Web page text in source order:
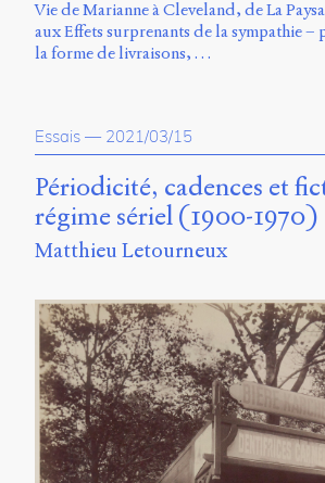
Vie de Marianne à Cleveland, de La
aux Effets surprenants de la sympathie –
la forme de livraisons, …
Essais — 2021/03/15
Périodicité, cadences et
régime sériel (1900-1970)
Matthieu Letourneux